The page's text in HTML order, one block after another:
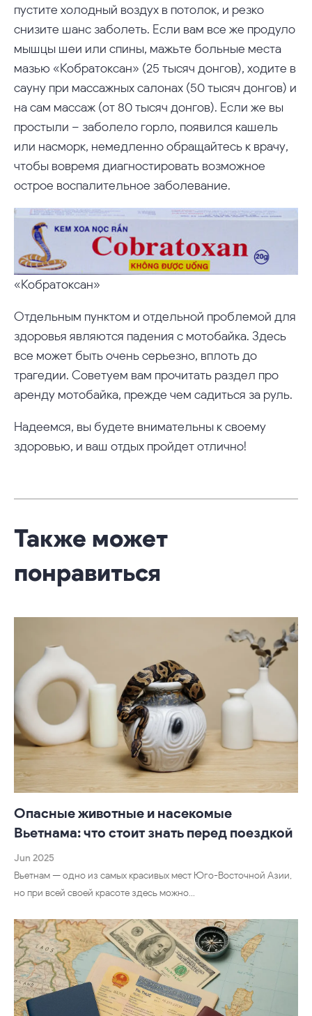
пустите холодный воздух в потолок, и резко
снизите шанс заболеть. Если вам все же продуло
мышцы шеи или спины, мажьте больные места
мазью «Кобратоксан» (25 тысяч донгов), ходите в
сауну при массажных салонах (50 тысяч донгов) и
на сам массаж (от 80 тысяч донгов). Если же вы
простыли – заболело горло, появился кашель
или насморк, немедленно обращайтесь к врачу,
чтобы вовремя диагностировать возможное
острое воспалительное заболевание.
«Кобратоксан»
Отдельным пунктом и отдельной проблемой для
здоровья являются падения с мотобайка. Здесь
все может быть очень серьезно, вплоть до
трагедии. Советуем вам прочитать раздел про
аренду мотобайка, прежде чем садиться за руль.
Надеемся, вы будете внимательны к своему
здоровью, и ваш отдых пройдет отлично!
Также может
понравиться
Опасные животные и насекомые
Вьетнама: что стоит знать перед поездкой
Jun 2025
Вьетнам — одно из самых красивых мест Юго-Восточной Азии,
но при всей своей красоте здесь можно…